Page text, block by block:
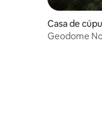
Casa de
Geodome